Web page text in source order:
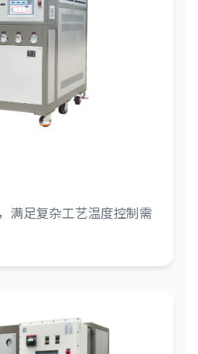
满足复杂工艺温度控制需